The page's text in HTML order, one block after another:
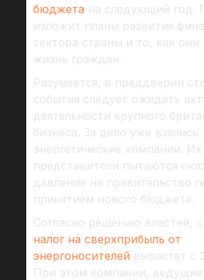
бюджета на следующий год.
изложит планы развития
сектора страны и то, как
жизнь граждан.
Разумеется, в преддверии
события следует ожидать
деятельности крупного
бизнеса. За дело уже взялись
энергетические компании. Их
представители пытаются
давление на правительство
принятием нового бюджета.
Согласно решению властей, с
налог на сверхприбыль от
энергоносителей вырастет с
При этом компании, ведущие